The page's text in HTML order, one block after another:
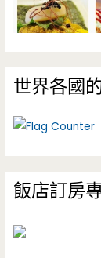
世界各國
飯店訂房